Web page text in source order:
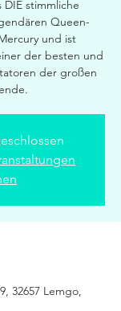
DIE stimmliche
Queen-
und ist
der besten und
der großen
32657 Lemgo,